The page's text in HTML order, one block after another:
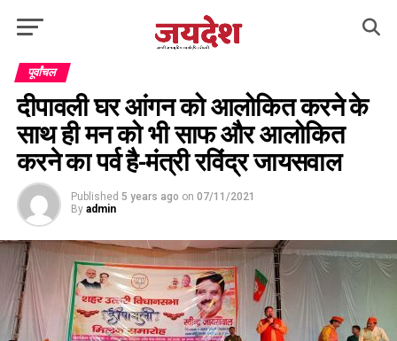
पूर्वांचल
दीपावली घर आंगन को आलोकित करने के
साथ ही मन को भी साफ और आलोकित
करने का पर्व है-मंत्री रविंद्र जायसवाल
Published 5 years ago on 07/11/2021
By admin